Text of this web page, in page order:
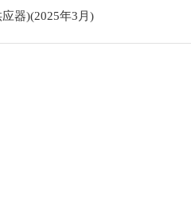
器)(2025年3月)